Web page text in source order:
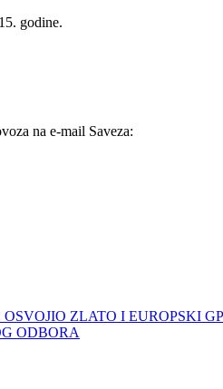
godine.
na e-mail Saveza:
ZLATO I EUROPSKI GP
ODBORA